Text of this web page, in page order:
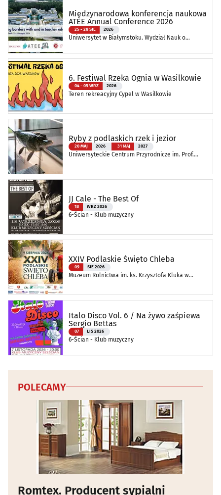
Międzynarodowa konferencja naukowa
ATEE Annual Conference 2026
25 - 28 SIE 2026
Uniwersytet w Białymstoku. Wydział Nauk o
6. Festiwal Rzeka Ognia w Wasilkowie
04 - 05 WRZ 2026
Teren rekreacyjny Cypel w Wasilkowie
Ryby z podlaskich rzek i jezior
20 MAJ 2026 31 MAJ 2027
Uniwersyteckie Centrum Przyrodnicze im. Prof.
JJ Cale - The Best Of
18 WRZ 2026
6-Ścian - Klub muzyczny
XXIV Podlaskie Święto Chleba
09 SIE 2026
Muzeum Rolnictwa im. ks. Krzysztofa Kluka w
Italo Disco Vol. 6 / Na żywo zaśpiewa
Sergio Bettas
07 LIS 2026
6-Ścian - Klub muzyczny
POLECAMY
Romtex. Producent sypialni